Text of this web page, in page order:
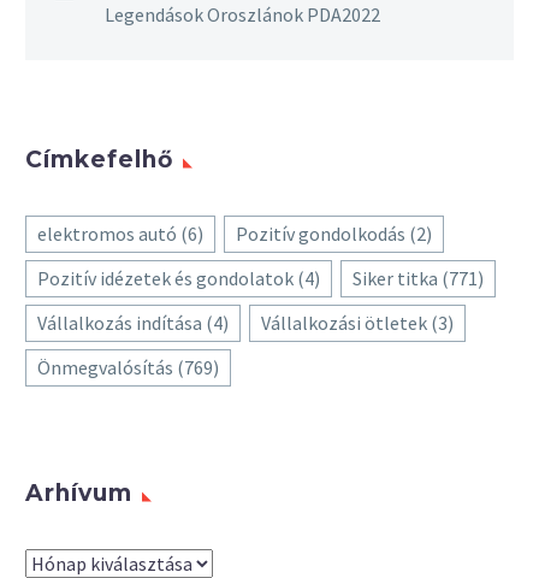
Legendások Oroszlánok PDA2022
Címkefelhő
elektromos autó (6) Pozitív gondolkodás (2)
Pozitív idézetek és gondolatok (4) Siker titka (771)
Vállalkozás indítása (4) Vállalkozási ötletek (3)
Önmegvalósítás (769)
Arhívum
Arhívum